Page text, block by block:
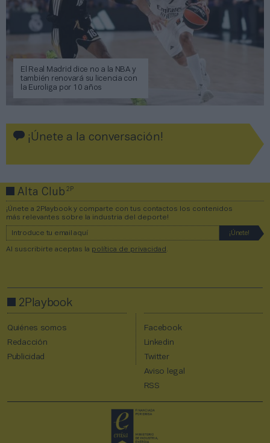
El Real Madrid dice no a la NBA y
también renovará su licencia con
la Euroliga por 10 años
¡Únete a la conversación!
Alta Club2P
¡Únete a 2Playbook y comparte con tus contactos los contenidos
más relevantes sobre la industria del deporte!
Al suscribirte aceptas la política de privacidad
2Playbook
Quiénes somos
Redacción
Publicidad
Facebook
Linkedin
Twitter
Aviso legal
RSS